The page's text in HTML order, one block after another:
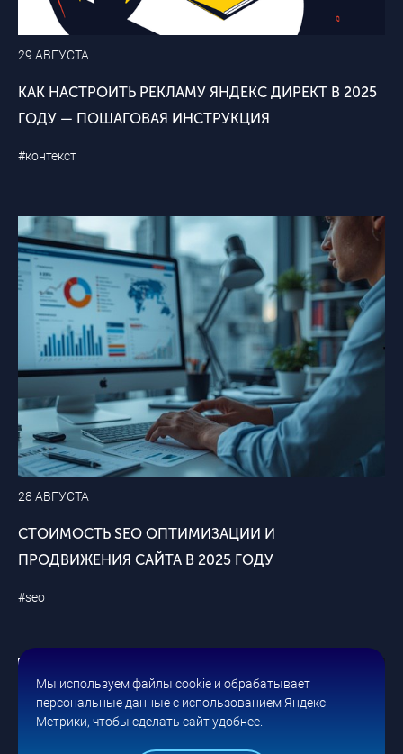
29 АВГУСТА
КАК НАСТРОИТЬ РЕКЛАМУ ЯНДЕКС ДИРЕКТ В 2025
ГОДУ — ПОШАГОВАЯ ИНСТРУКЦИЯ
#контекст
28 АВГУСТА
СТОИМОСТЬ SEO ОПТИМИЗАЦИИ И
ПРОДВИЖЕНИЯ САЙТА В 2025 ГОДУ
#seo
Мы используем файлы cookie и обрабатывает
персональные данные с использованием Яндекс
Метрики, чтобы сделать сайт удобнее.